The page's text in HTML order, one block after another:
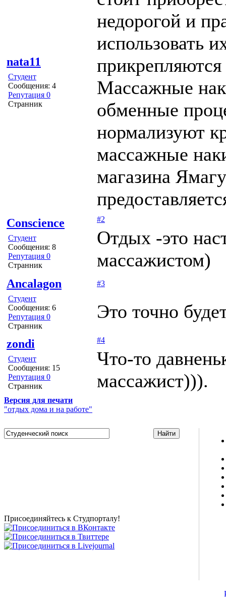
nata11
Студент
Сообщения: 4
Репутация 0
Странник
недорогой и
использовать
Массажные
обменные
нормализуют
массажные
магазина
Conscience
Студент
Сообщения: 8
Репутация 0
Странник
#2
Отдых -это
массажистом)
Ancalagon
Студент
Сообщения: 6
Репутация 0
Странник
#3
Это точно
zondi
Студент
Сообщения: 15
Репутация 0
Странник
#4
Что-то
массажист))).
Версия для печати
"отдых дома и на работе"
Присоединяйтесь к Студпорталу!